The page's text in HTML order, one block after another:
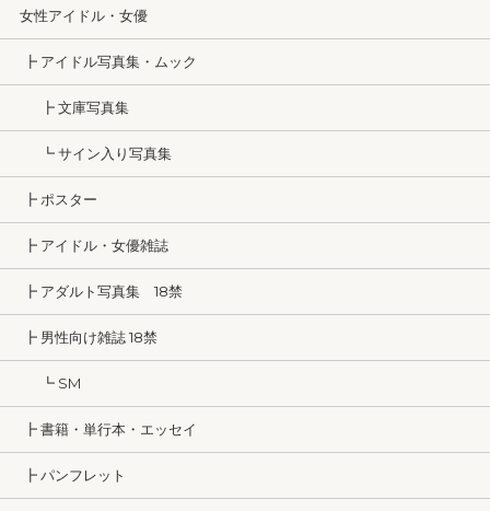
女性アイドル・女優
┣ アイドル写真集・ムック
┣ 文庫写真集
┗ サイン入り写真集
┣ ポスター
┣ アイドル・女優雑誌
┣ アダルト写真集 18禁
┣ 男性向け雑誌 18禁
┗ SM
┣ 書籍・単行本・エッセイ
┣ パンフレット